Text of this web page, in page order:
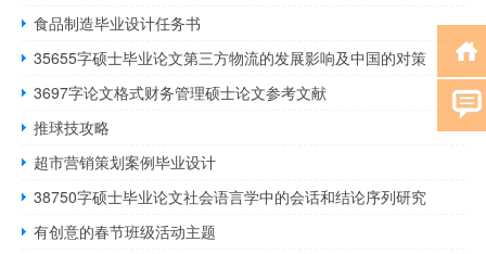
食品制造毕业设计任务书
35655字硕士毕业论文第三方物流的发展影响及中国的对策
3697字论文格式财务管理硕士论文参考文献
推球技攻略
超市营销策划案例毕业设计
38750字硕士毕业论文社会语言学中的会话和结论序列研究
有创意的春节班级活动主题